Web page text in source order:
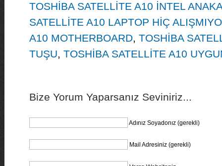
TOSHİBA SATELLİTE A10 İNTEL
SATELLİTE A10 LAPTOP HİÇ
A10 MOTHERBOARD, TOSHİBA
TUŞU, TOSHİBA SATELLİTE A10
Bize Yorum Yaparsanız Seviniriz...
Adınız Soyadonız (gerekli)
Mail Adresiniz (gerekli)